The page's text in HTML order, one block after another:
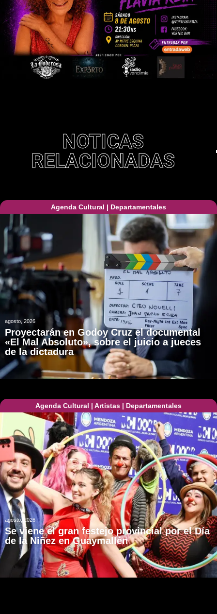
NOTICAS
RELACIONADAS
Agenda Cultural | Departamentales
agosto, 2026
Proyectarán en Godoy Cruz el documental
«El Mal Absoluto», sobre el juicio a jueces
de la dictadura
Agenda Cultural | Artistas | Departamentales
agosto, 2026
Se viene el gran festejo provincial por el Día
de la Niñez en Guaymallén